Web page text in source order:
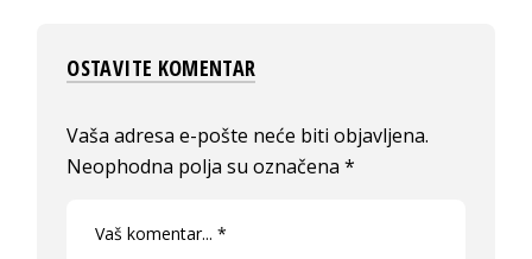
OSTAVITE KOMENTAR
Vaša adresa e-pošte neće biti objavljena.
Neophodna polja su označena*